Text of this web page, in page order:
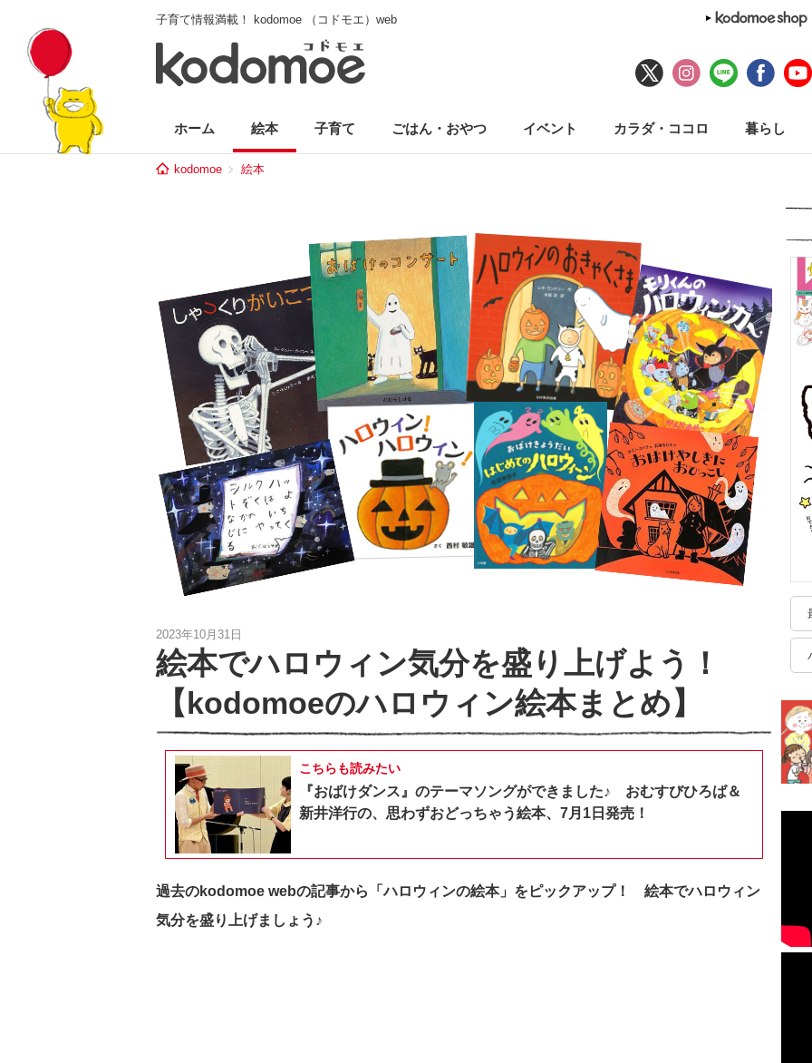
子育て情報満載！ kodomoe （コドモエ）web
ホーム 絵本 子育て ごはん・おやつ イベント カラダ・ココロ 暮らし
kodomoe 絵本
2023年10月31日
絵本でハロウィン気分を盛り上げよう！
【kodomoeのハロウィン絵本まとめ】
こちらも読みたい
『おばけダンス』のテーマソングができました♪ おむすびひろば＆
新井洋行の、思わずおどっちゃう絵本、7月1日発売！
過去のkodomoe webの記事から「ハロウィンの絵本」をピックアップ！ 絵本でハロウィン
気分を盛り上げましょう♪